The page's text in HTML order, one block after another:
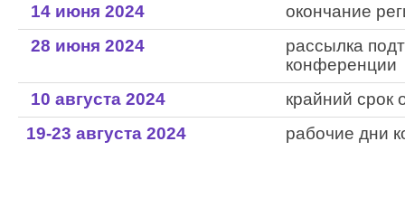
14 июня 2024
окончание
28 июня 2024
рассылка
конференции
10 августа 2024
крайний срок
19-23 августа 2024
рабочие дни